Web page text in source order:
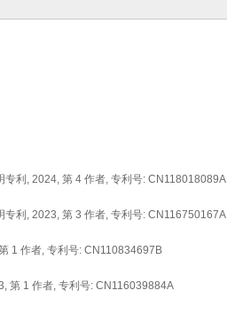
专利, 2024, 第 4 作者, 专利号: CN118018089A
专利, 2023, 第 3 作者, 专利号: CN116750167A
1 作者, 专利号: CN110834697B
第 1 作者, 专利号: CN116039884A